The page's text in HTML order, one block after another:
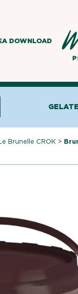
DOWNLOAD
Brunelle CROK >